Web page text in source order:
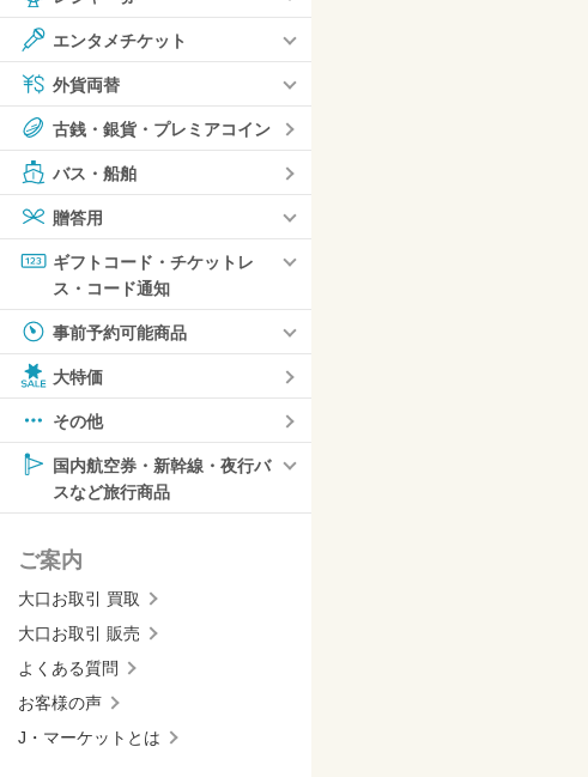
エンタメチケット
外貨両替
古銭・銀貨・プレミアコイン
バス・船舶
贈答用
ギフトコード・チケットレ
ス・コード通知
事前予約可能商品
大特価
その他
国内航空券・新幹線・夜行バ
スなど旅行商品
ご案内
大口お取引 買取
大口お取引 販売
よくある質問
お客様の声
J・マーケットとは